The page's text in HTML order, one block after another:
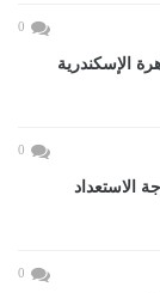
0
الإسكندرية
0
الاستعداد
0